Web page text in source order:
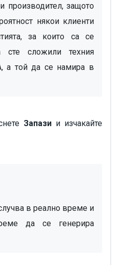
производител, защото
някои клиенти
за които са се
сложили техния
а той да се намира в
Запази и изчакайте
в реално време и
да се генерира